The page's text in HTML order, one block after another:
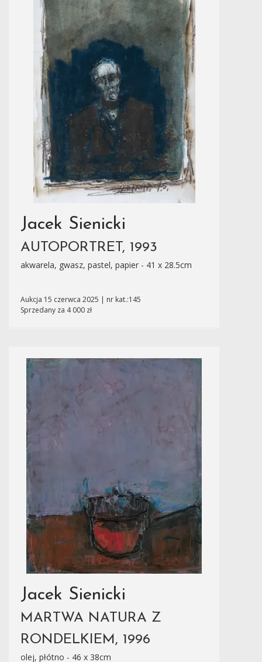
Jacek Sienicki
AUTOPORTRET, 1993
akwarela, gwasz, pastel, papier - 41 x 28.5cm
Aukcja 15 czerwca 2025 | nr kat.:145
Sprzedany za 4 000 zł
Jacek Sienicki
MARTWA NATURA Z
RONDELKIEM, 1996
olej, płótno - 46 x 38cm